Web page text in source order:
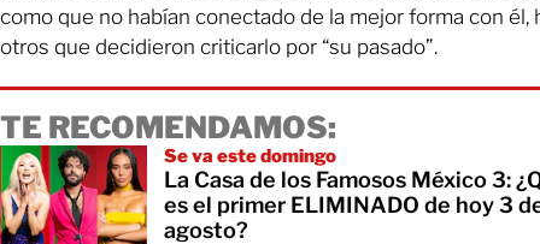
como que no habían conectado de la mejor forma con él,
otros que decidieron criticarlo por “su pasado”.
TE RECOMENDAMOS:
Se va este domingo
La Casa de los Famosos México 3:
es el primer ELIMINADO de hoy 3
agosto?